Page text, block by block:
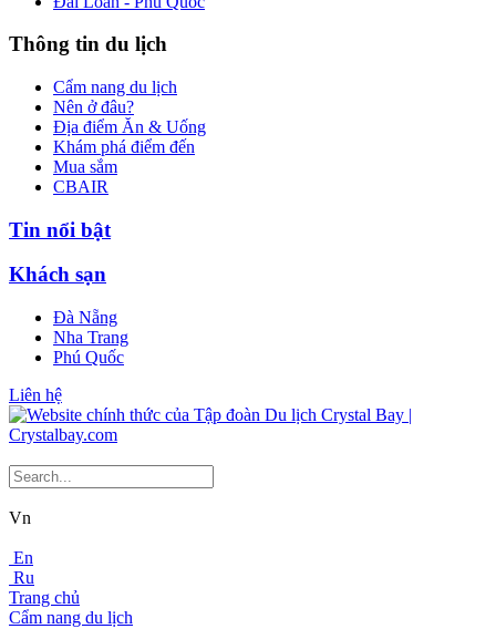
Thông tin du lịch
Cẩm nang du lịch
Nên ở đâu?
Địa điểm Ăn & Uống
Khám phá điểm đến
Mua sắm
CBAIR
Tin nổi bật
Khách sạn
Đà Nẵng
Nha Trang
Phú Quốc
Liên hệ
Vn
En
Ru
Trang chủ
Cẩm nang du lịch